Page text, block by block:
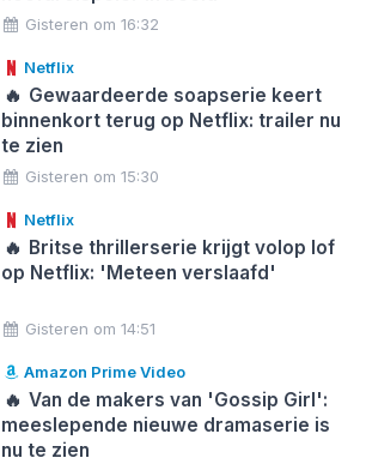
Gisteren om 16:32
Netflix
🔥 Gewaardeerde soapserie keert
binnenkort terug op Netflix: trailer nu
te zien
Gisteren om 15:30
Netflix
🔥 Britse thrillerserie krijgt volop lof
op Netflix: 'Meteen verslaafd'
Gisteren om 14:51
Amazon Prime Video
🔥 Van de makers van 'Gossip Girl':
meeslepende nieuwe dramaserie is
nu te zien